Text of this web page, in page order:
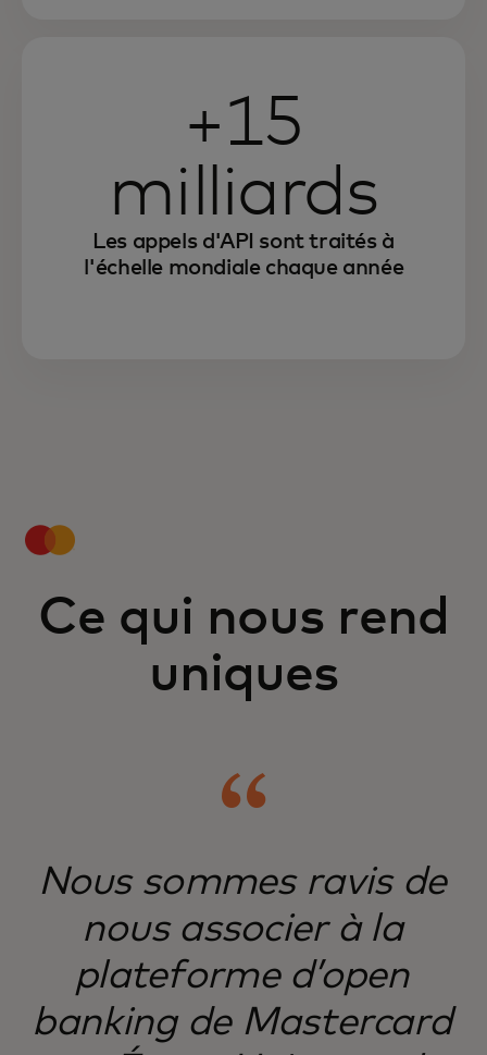
+15
milliards
Les appels d'API sont traités à
l'échelle mondiale chaque année
Ce qui nous rend
uniques
Nous sommes ravis de
nous associer à la
plateforme d’open
banking de Mastercard